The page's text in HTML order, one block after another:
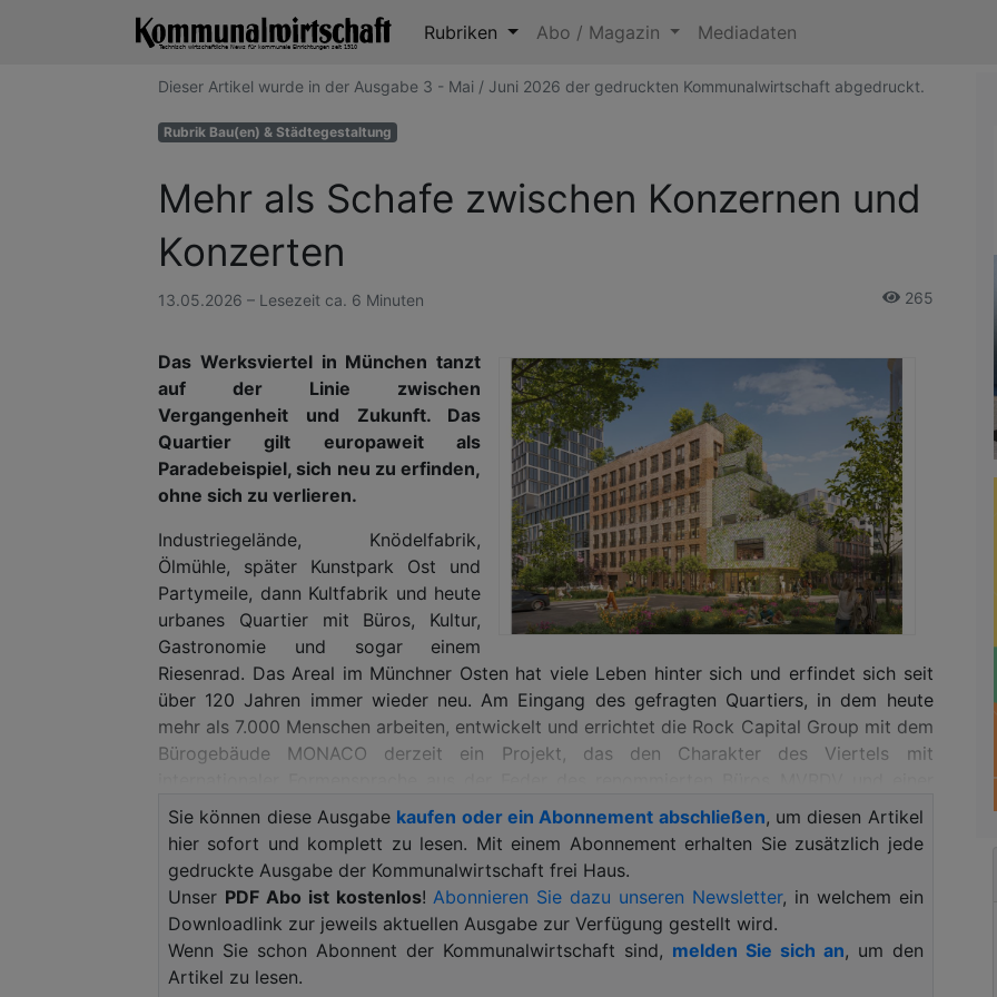
Rubriken Abo / Magazin Mediadaten
Dieser Artikel wurde in der Ausgabe 3 - Mai / Juni 2026 der gedruckten Kommunalwirtschaft abgedruckt.
Rubrik Bau(en) & Städtegestaltung
Mehr als Schafe zwischen Konzernen und
Konzerten
13.05.2026 – Lesezeit ca. 6 Minuten 265
Das Werksviertel in München tanzt
auf der Linie zwischen
Vergangenheit und Zukunft. Das
Quartier gilt europaweit als
Paradebeispiel, sich neu zu erfinden,
ohne sich zu verlieren.
Industriegelände, Knödelfabrik,
Ölmühle, später Kunstpark Ost und
Partymeile, dann Kultfabrik und heute
urbanes Quartier mit Büros, Kultur,
Gastronomie und sogar einem
Riesenrad. Das Areal im Münchner Osten hat viele Leben hinter sich und erfindet sich seit
über 120 Jahren immer wieder neu. Am Eingang des gefragten Quartiers, in dem heute
mehr als 7.000 Menschen arbeiten, entwickelt und errichtet die Rock Capital Group mit dem
Bürogebäude MONACO derzeit ein Projekt, das den Charakter des Viertels mit
spektakulären Fassade aus recycelten Baustellenabfällen weiterdenkt. Es steht damit
exemplarisch für den Drahtseilakt des Quartierswachstums.
„Das Werksviertel ist kein Reißbrettprojekt“ , sagt Andreas Wißmeier, Geschäftsführer der
Rock Capital Group.„Es zeigt, dass Quartiersentwicklung nur dann funktioniert, wenn man
den Geist eines Ortes ernst nimmt – und ihn nicht durch Beliebigkeit ersetzt.“
heißt, sehen Interessierte am besten auf dem Dach eines Bürohauses, auf dem seit Jahren
Schafe leben. Die Firmen und Gestalter geben sich viel Mühe, die wirtschaftliche, soziale
Sie können diese Ausgabe kaufen oder ein Abonnement abschließen, um diesen Artikel
hier sofort und komplett zu lesen. Mit einem Abonnement erhalten Sie zusätzlich jede
gedruckte Ausgabe der Kommunalwirtschaft frei Haus.
Unser PDF Abo ist kostenlos! Abonnieren Sie dazu unseren Newsletter, in welchem ein
Downloadlink zur jeweils aktuellen Ausgabe zur Verfügung gestellt wird.
Wenn Sie schon Abonnent der Kommunalwirtschaft sind, melden Sie sich an, um den
Artikel zu lesen.